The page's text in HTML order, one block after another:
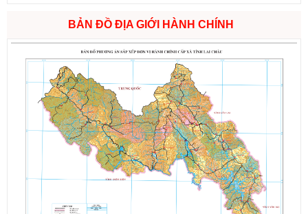
BẢN ĐỒ ĐỊA GIỚI HÀNH CHÍNH